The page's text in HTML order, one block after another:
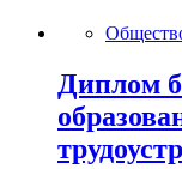
Диплом